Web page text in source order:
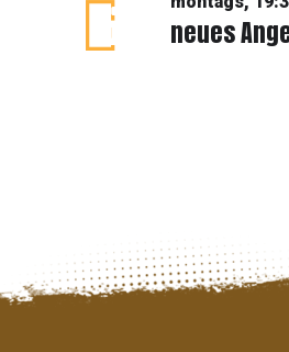
neues